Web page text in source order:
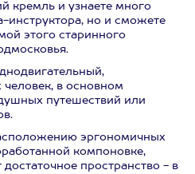
кремль и узнаете много
инструктора, но и сможете
этого старинного
в основном
путешествий или
эргономичных
компоновке,
пространство - в